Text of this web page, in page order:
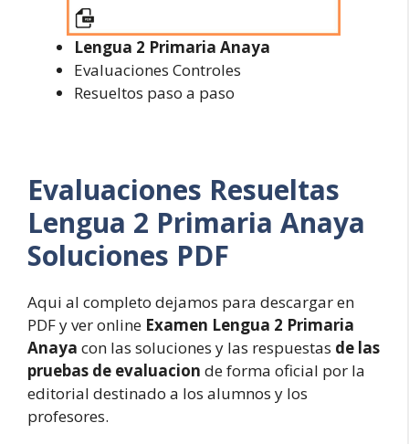
Lengua 2 Primaria Anaya
Evaluaciones Controles
Resueltos paso a paso
Evaluaciones Resueltas
Lengua 2 Primaria Anaya
Soluciones PDF
Aqui al completo dejamos para descargar en
PDF y ver online Examen Lengua 2 Primaria
Anaya con las soluciones y las respuestas de las
pruebas de evaluacion de forma oficial por la
editorial destinado a los alumnos y los
profesores.